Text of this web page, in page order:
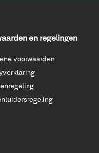
en regelingen
voorwaarden